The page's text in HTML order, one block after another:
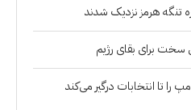
تنگه هرمز نزدیک شدند
سخت برای بقای رژیم
را تا انتخابات درگیر می‌کند